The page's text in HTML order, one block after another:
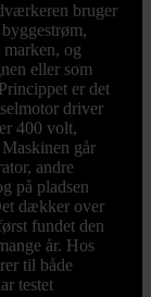
bruger
og
eller som
er det
driver
400 volt,
går
andre
på pladsen
dækker over
fundet den
år. Hos
til både
testet